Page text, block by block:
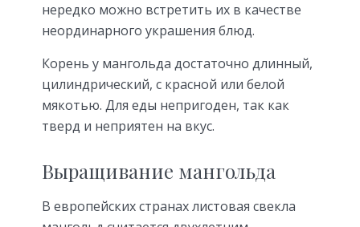
нередко можно встретить их в качестве
неординарного украшения блюд.
Корень у мангольда достаточно длинный,
цилиндрический, с красной или белой
мякотью. Для еды непригоден, так как
тверд и неприятен на вкус.
Выращивание мангольда
В европейских странах листовая свекла